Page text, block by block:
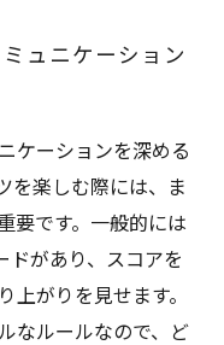
ュニケーション
ケーションを深める
を楽しむ際には、ま
要です。一般的には
ドがあり、スコアを
上がりを見せます。
なルールなので、ど